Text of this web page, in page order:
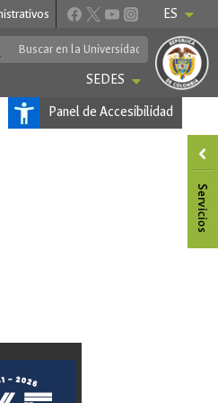
ES
SEDES
Panel de Accesibilidad